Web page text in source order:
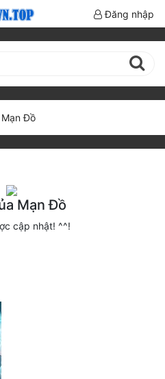
Đăng nhập
Đồ
Mạn Đồ
cập nhật! ^^!